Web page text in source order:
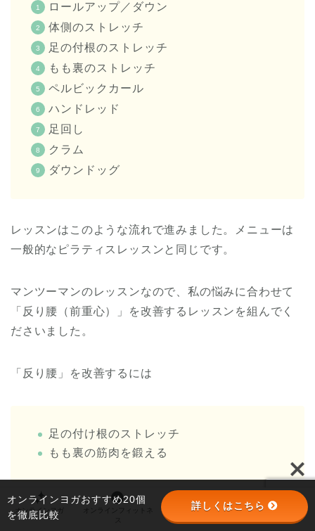
ロールアップ／ダウン
体側のストレッチ
足の付根のストレッチ
もも裏のストレッチ
ペルビックカール
ハンドレッド
足回し
クラム
ダウンドッグ
レッスンはこのような流れで進みました。メニューは
一般的なピラティスレッスンと同じです。
マンツーマンのレッスンなので、私の悩みに合わせて
「反り腰（前重心）」を改善するレッスンを組んでく
ださいました。
「反り腰」を改善するには
足の付け根のストレッチ
もも裏の筋肉を鍛える
ことが必要なので、「ストレッチ」や「ペルビックカ
オンラインヨガ オンラインパーソナル パーソナルジム
オンラインヨガおすすめ20個
を徹底比較
詳しくはこちら